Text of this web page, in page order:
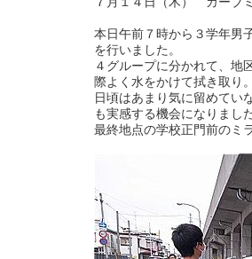
本日午前７時から３学年男
を行いました。
４グループに分かれて、地
際よく水をかけて拭き取り
日頃はあまり気に留めてい
も実感する機会になりまし
最終地点の学校正門前のミ